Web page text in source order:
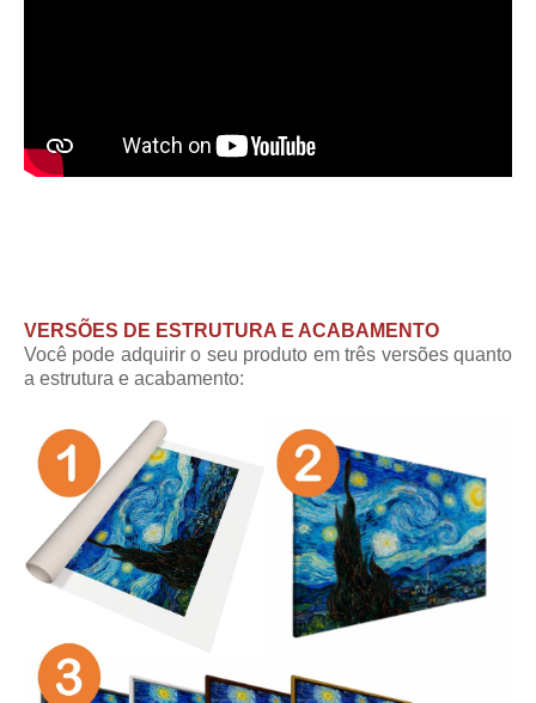
VERSÕES DE ESTRUTURA E ACABAMENTO
Você pode adquirir o seu produto em três versões quanto
a estrutura e acabamento: